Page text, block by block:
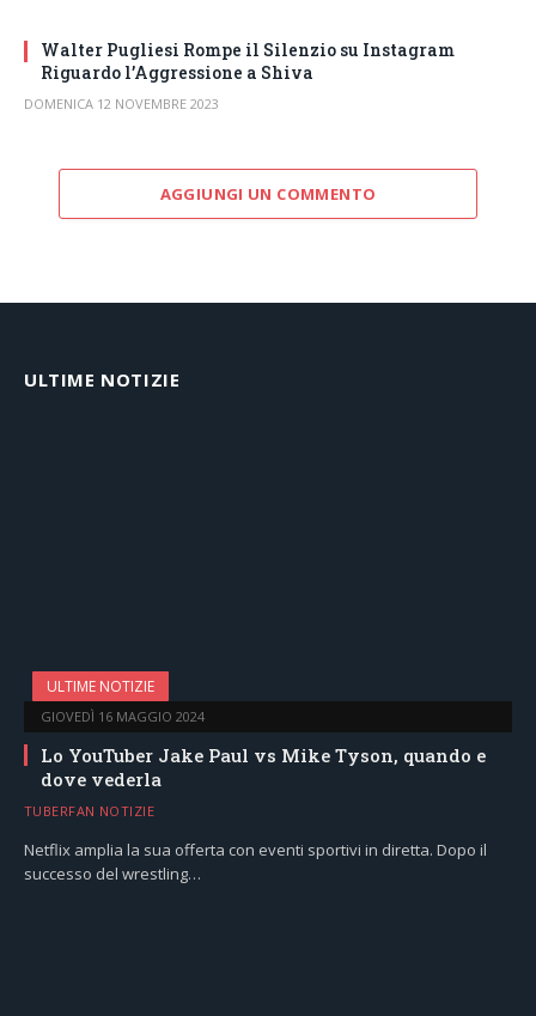
Walter Pugliesi Rompe il Silenzio su Instagram
Riguardo l’Aggressione a Shiva
DOMENICA 12 NOVEMBRE 2023
AGGIUNGI UN COMMENTO
ULTIME NOTIZIE
ULTIME NOTIZIE
GIOVEDÌ 16 MAGGIO 2024
Lo YouTuber Jake Paul vs Mike Tyson, quando e
dove vederla
TUBERFAN NOTIZIE
Netflix amplia la sua offerta con eventi sportivi in diretta. Dopo il
successo del wrestling…